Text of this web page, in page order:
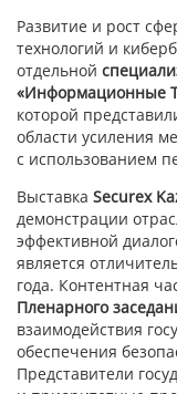
Развитие и рост
технологий и
отдельной
«Информационные
которой
области усиления
с использованием
Выставка Securex
демонстрации
эффективной
является
года. Контентная
Пленарного
взаимодействия
обеспечения
Представители